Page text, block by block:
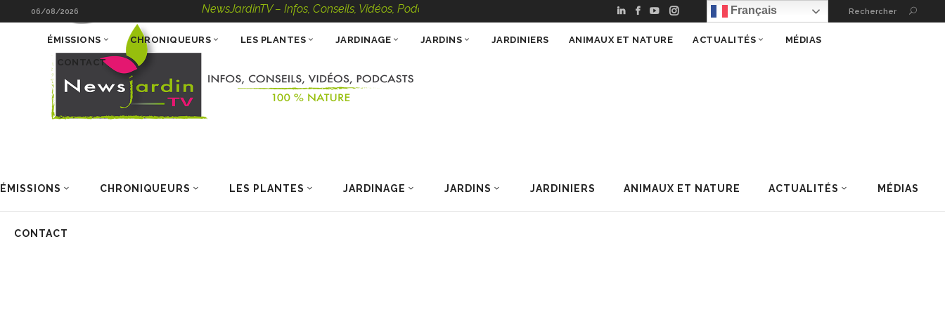
06/08/2026 NewsJardinTV – Infos, Conseils, Vidéos, Podcasts – 100 % Nature Français Rechercher
ÉMISSIONS CHRONIQUEURS LES PLANTES JARDINAGE JARDINS JARDINIERS ANIMAUX ET NATURE ACTUALITÉS MÉDIAS
CONTACT
ÉMISSIONS CHRONIQUEURS LES PLANTES JARDINAGE JARDINS JARDINIERS ANIMAUX ET NATURE ACTUALITÉS MÉDIAS
CONTACT